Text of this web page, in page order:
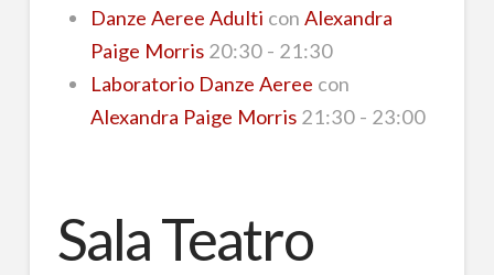
Danze Aeree Adulti con Alexandra
Paige Morris20:30 - 21:30
Laboratorio Danze Aeree con
Alexandra Paige Morris21:30 - 23:00
Sala Teatro